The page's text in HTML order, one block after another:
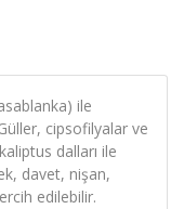
ile
cipsofilyalar ve
dalları ile
davet, nişan,
edilebilir.